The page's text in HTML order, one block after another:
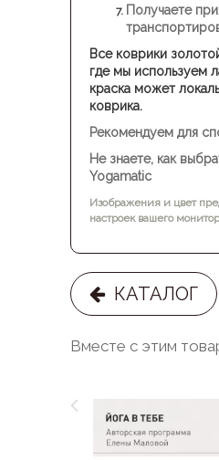
Получаете
Все коврики
где мы используем
краска может
коврика.
Рекомендуем для
Не знаете, как
Yogamatic
Изображения и цвет
настроек вашего
КАТАЛОГ
Вместе с этим